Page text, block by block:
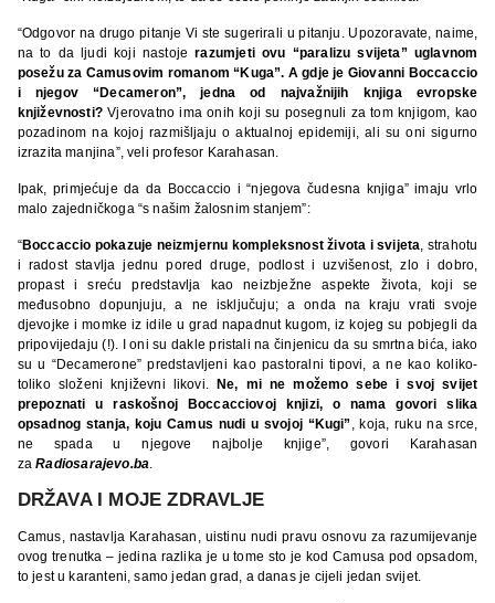
“Odgovor na drugo pitanje Vi ste sugerirali u pitanju. Upozoravate, naime,
na to da ljudi koji nastojerazumjeti ovu “paralizu svijeta” uglavnom
posežu za Camusovim romanom “Kuga”. A gdje je Giovanni Boccaccio
i njegov “Decameron”, jedna od najvažnijih knjiga evropske
književnosti? Vjerovatno ima onih koji su posegnuli za tom knjigom, kao
pozadinom na kojoj razmišljaju o aktualnoj epidemiji, ali su oni sigurno
izrazita manjina”, veli profesor Karahasan.
Ipak, primjećuje da da Boccaccio i “njegova čudesna knjiga” imaju vrlo
malo zajedničkoga “s našim žalosnim stanjem”:
“Boccaccio pokazuje neizmjernu kompleksnost života i svijeta , strahotu
i radost stavlja jednu pored druge, podlost i uzvišenost, zlo i dobro,
propast i sreću predstavlja kao neizbježne aspekte života, koji se
međusobno dopunjuju, a ne isključuju; a onda na kraju vrati svoje
djevojke i momke iz idile u grad napadnut kugom, iz kojeg su pobjegli da
pripovijedaju (!). I oni su dakle pristali na činjenicu da su smrtna bića, iako
su u “Decamerone” predstavljeni kao pastoralni tipovi, a ne kao koliko-
toliko složeni književni likovi.Ne, mi ne možemo sebe i svoj svijet
prepoznati u raskošnoj Boccacciovoj knjizi, o nama govori slika
opsadnog stanja, koju Camus nudi u svojoj “Kugi” , koja, ruku na srce,
ne spada u njegove najbolje knjige”, govori Karahasan
za Radiosarajevo.ba
DRŽAVA I MOJE ZDRAVLJE
Camus, nastavlja Karahasan, uistinu nudi pravu osnovu za razumijevanje
ovog trenutka – jedina razlika je u tome sto je kod Camusa pod opsadom,
to jest u karanteni, samo jedan grad, a danas je cijeli jedan svijet.